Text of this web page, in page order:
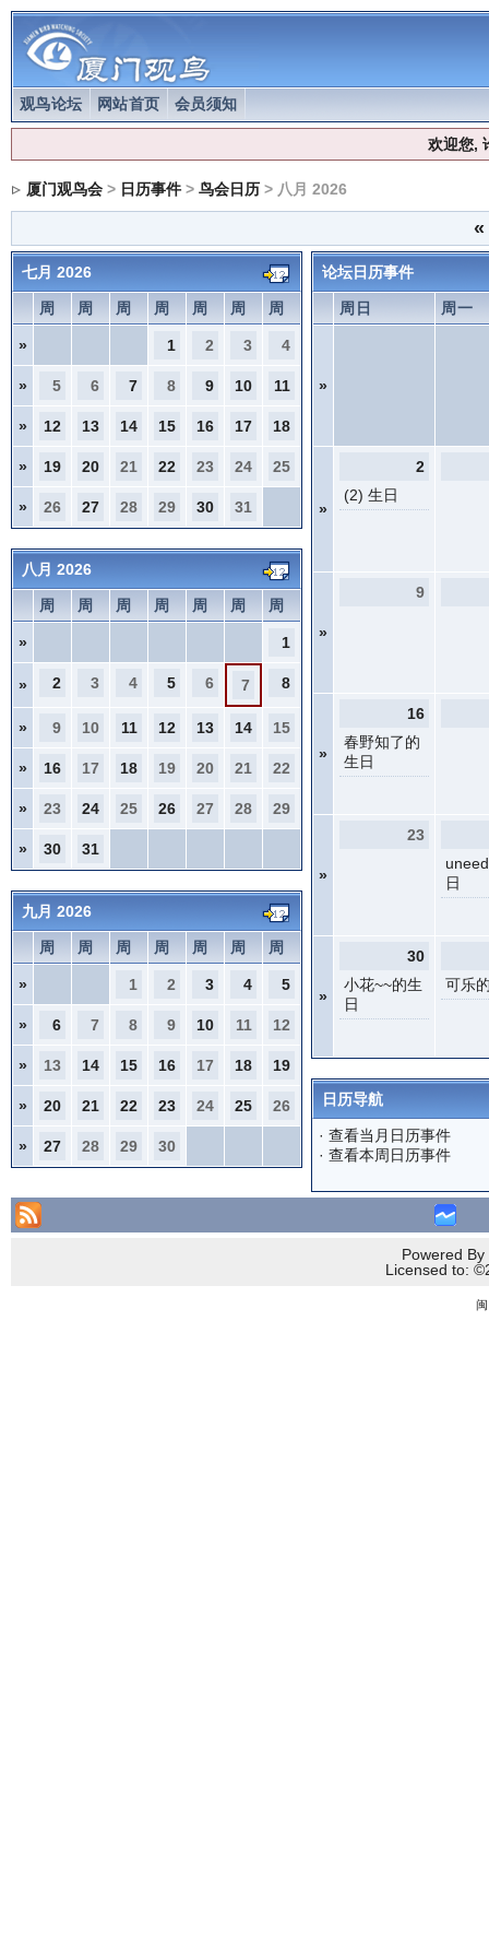
观鸟论坛 网站首页 会员须知
欢迎您,
厦门观鸟会> 日历事件> 鸟会日历> 八月 2026
«
七月 2026
周 周 周 周 周 周 周
» 1 2 3 4
» 5 6 7 8 9 10 11
» 12 13 14 15 16 17 18
» 19 20 21 22 23 24 25
» 26 27 28 29 30 31
八月 2026
周 周 周 周 周 周 周
» 1
» 2 3 4 5 6 7 8
» 9 10 11 12 13 14 15
» 16 17 18 19 20 21 22
» 23 24 25 26 27 28 29
» 30 31
九月 2026
周 周 周 周 周 周 周
» 1 2 3 4 5
» 6 7 8 9 10 11 12
» 13 14 15 16 17 18 19
» 20 21 22 23 24 25 26
» 27 28 29 30
论坛日历事件
周日 周一
»
»
2
(2) 生日
»
9
»
16
春野知了的
生日
»
23
日
»
30
小花~~的生
日
可乐
日历导航
· 查看当月日历事件
· 查看本周日历事件
Powered
Licensed to: